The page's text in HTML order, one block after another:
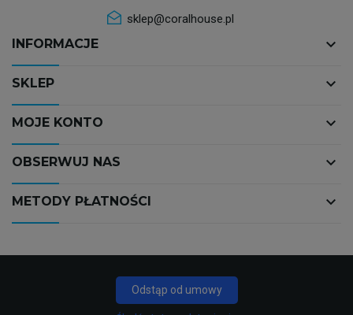
sklep@coralhouse.pl
INFORMACJE keyboard_arrow_down
SKLEP keyboard_arrow_down
MOJE KONTO keyboard_arrow_down
OBSERWUJ NAS keyboard_arrow_down
METODY PŁATNOŚCI keyboard_arrow_down
Odstąp od umowy